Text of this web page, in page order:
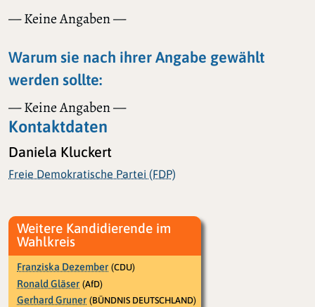
— Keine Angaben —
Warum sie nach ihrer Angabe gewählt
werden sollte:
— Keine Angaben —
Kontaktdaten
Daniela Kluckert
Freie Demokratische Partei (FDP)
Weitere Kandidierende im
Wahlkreis
Franziska Dezember (CDU)
Ronald Gläser (AfD)
Gerhard Gruner (BÜNDNIS DEUTSCHLAND)